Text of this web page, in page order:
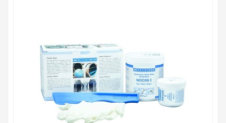
выявлен, то возврат товара осуществляется в
соответствии с Законом Российской Федерации «О
защите прав потребителя». Это не значит, что нужно
тратить много времени на решение проблемы.
Правила, согласно которым урегулируется проблема,
очень простые. Мы просто заменяем некачественный
товар на то, который соответствует ожиданиям, или
возвращаем деньги.